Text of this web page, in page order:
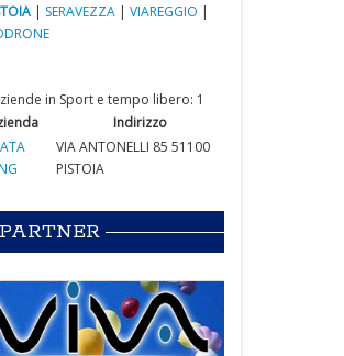
| SERAVEZZA | VIAREGGIO |
in Sport e tempo libero: 1
Indirizzo
VIA ANTONELLI 85 51100
PISTOIA
PARTNER